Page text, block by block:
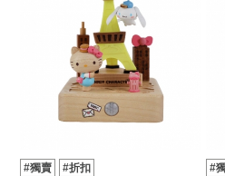
#獨賣
#折扣
#